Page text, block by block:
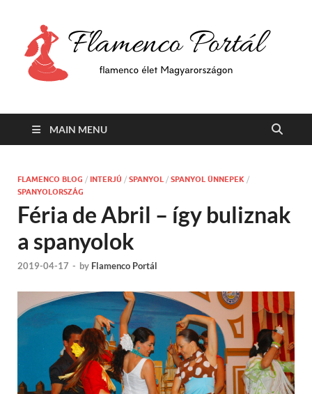
MAIN MENU
FLAMENCO BLOG / INTERJÚ / SPANYOL / SPANYOL ÜNNEPEK /
SPANYOLORSZÁG
Féria de Abril – így buliznak
a spanyolok
2019-04-17 - by Flamenco Portál